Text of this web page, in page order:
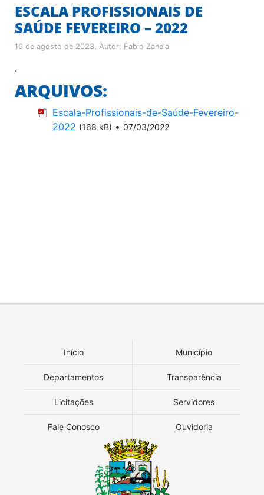
ESCALA PROFISSIONAIS DE
SAÚDE FEVEREIRO – 2022
16 de agosto de 2023. Autor: Fabio Zanela
.
ARQUIVOS:
Escala-Profissionais-de-Saúde-Fevereiro-
2022 (168 kB) • 07/03/2022
Início Município
Departamentos Transparência
Licitações Servidores
Fale Conosco Ouvidoria